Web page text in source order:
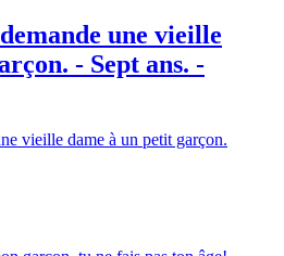
une vieille
- Sept ans. -
vieille dame à un petit garçon.